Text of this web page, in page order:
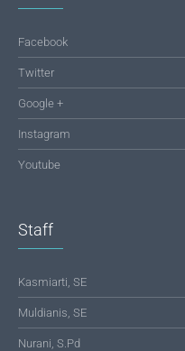
Facebook
Twitter
Google +
Instagram
Youtube
Staff
Kasmiarti, SE
Muldianis, SE
Nurani, S.Pd